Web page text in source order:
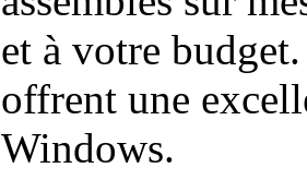
et à votre
offrent une
Windows.